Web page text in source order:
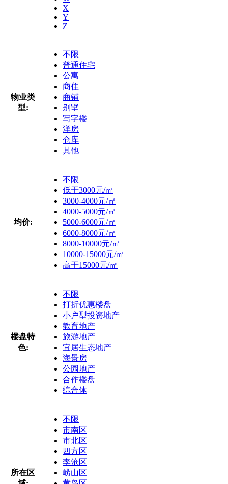
X
Y
Z
物业类
型:
不限
普通住宅
公寓
商住
商铺
别墅
写字楼
洋房
仓库
其他
均价:
不限
低于3000元/㎡
3000-4000元/㎡
4000-5000元/㎡
5000-6000元/㎡
6000-8000元/㎡
8000-10000元/㎡
10000-15000元/㎡
高于15000元/㎡
楼盘特
色:
不限
打折优惠楼盘
小户型投资地产
教育地产
旅游地产
宜居生态地产
海景房
公园地产
合作楼盘
综合体
所在区
不限
市南区
市北区
四方区
李沧区
崂山区